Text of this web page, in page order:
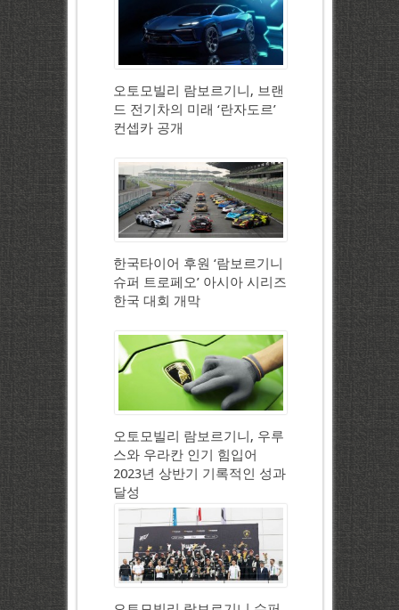
오토모빌리 람보르기니, 브랜
드 전기차의 미래 ‘란자도르’
컨셉카 공개
한국타이어 후원 ‘람보르기니
슈퍼 트로페오’ 아시아 시리즈
한국 대회 개막
오토모빌리 람보르기니, 우루
스와 우라칸 인기 힘입어
2023년 상반기 기록적인 성과
달성